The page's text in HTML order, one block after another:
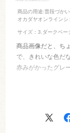
商品の用途:普段づか
オカダヤオンライン
サイズ：3.ダークベー
商品画像だと、ち
で、きれいな色だ
赤みがかったグレ